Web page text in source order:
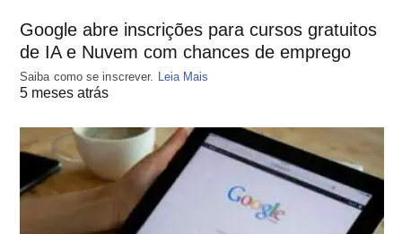
Google abre inscrições para cursos gratuitos
de IA e Nuvem com chances de emprego
Saiba como se inscrever. Leia Mais
5 meses atrás